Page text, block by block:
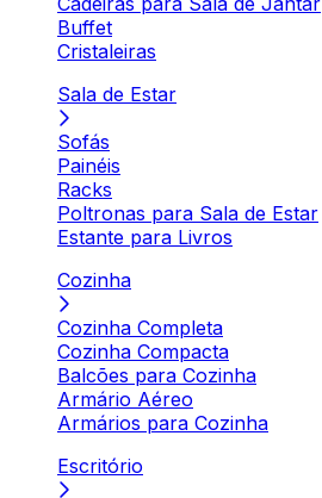
Buffet
Cristaleiras
Sala de Estar
Sofás
Painéis
Racks
Poltronas para Sala de Estar
Estante para Livros
Cozinha
Cozinha Completa
Cozinha Compacta
Balcões para Cozinha
Armário Aéreo
Armários para Cozinha
Escritório